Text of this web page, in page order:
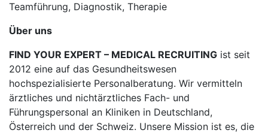
Teamführung, Diagnostik, Therapie
Über uns
FIND YOUR EXPERT – MEDICAL RECRUITING ist seit
2012 eine auf das Gesundheitswesen
hochspezialisierte Personalberatung. Wir vermitteln
ärztliches und nichtärztliches Fach- und
Führungspersonal an Kliniken in Deutschland,
Österreich und der Schweiz. Unsere Mission ist es, die